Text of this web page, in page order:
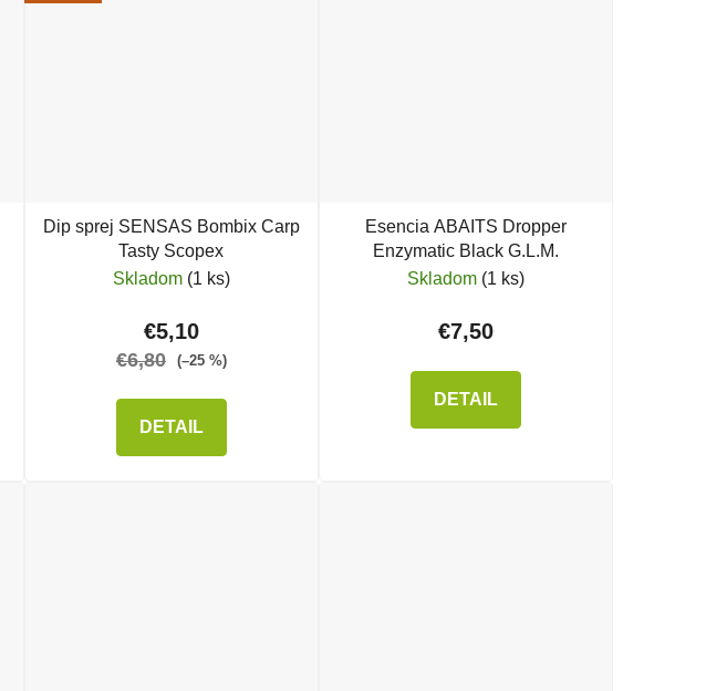
Dip sprej SENSAS Bombix Carp
Tasty Scopex
Skladom (1 ks)
€5,10
€6,80 (–25 %)
DETAIL
Esencia ABAITS Dropper
Enzymatic Black G.L.M.
Skladom (1 ks)
€7,50
DETAIL